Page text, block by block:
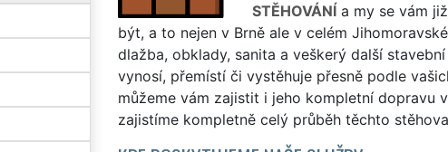
STĚHOVÁNÍa my se vám
být, a to nejen v Brně ale v celém
dlažba, obklady, sanita a veškerý další
vynosí, přemístí či vystěhuje přesně podle
můžeme vám zajistit i jeho kompletní
zajistíme kompletně celý průběh těchto